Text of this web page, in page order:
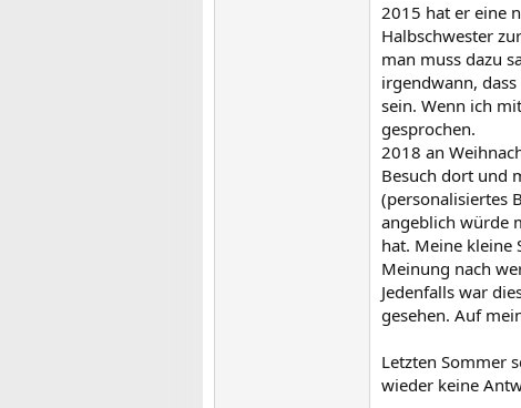
2015 hat er eine
Halbschwester
man muss dazu
irgendwann,
sein. Wenn ich
gesprochen.
2018 an
Besuch dort und
(personalisiertes
angeblich würde
hat. Meine kleine
Meinung nach
Jedenfalls war
gesehen. Auf
Letzten Sommer
wieder keine